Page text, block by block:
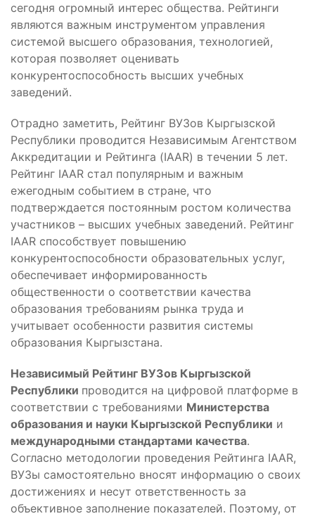
сегодня огромный интерес общества. Рейтинги
являются важным инструментом управления
системой высшего образования, технологией,
которая позволяет оценивать
конкурентоспособность высших учебных
заведений.
Отрадно заметить, Рейтинг ВУЗов Кыргызской
Республики проводится Независимым Агентством
Аккредитации и Рейтинга (IAAR) в течении 5 лет.
Рейтинг IAAR стал популярным и важным
ежегодным событием в стране, что
подтверждается постоянным ростом количества
участников – высших учебных заведений. Рейтинг
IAAR способствует повышению
конкурентоспособности образовательных услуг,
обеспечивает информированность
общественности о соответствии качества
образования требованиям рынка труда и
учитывает особенности развития системы
образования Кыргызстана.
Независимый Рейтинг ВУЗов Кыргызской
Республики проводится на цифровой платформе в
соответствии с требованиями Министерства
образования и науки Кыргызской Республики и
международными стандартами качества.
Согласно методологии проведения Рейтинга IAAR,
ВУЗы самостоятельно вносят информацию о своих
достижениях и несут ответственность за
объективное заполнение показателей. Поэтому, от